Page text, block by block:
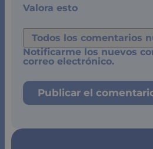
Valora esto
Notificarme los nuevos
correo electrónico.